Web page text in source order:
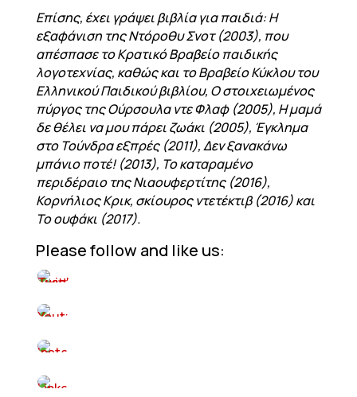
Επίσης, έχει γράψει βιβλία για παιδιά: Η
εξαφάνιση της Ντόροθυ Σνοτ (2003), που
απέσπασε το Κρατικό Βραβείο παιδικής
λογοτεχνίας, καθώς και το Βραβείο Κύκλου του
Ελληνικού Παιδικού βιβλίου, Ο στοιχειωμένος
πύργος της Ούρσουλα ντε Φλαφ (2005), Η μαμά
δε θέλει να μου πάρει ζωάκι (2005), Έγκλημα
στο Τούνδρα εξπρές (2011), Δεν ξανακάνω
μπάνιο ποτέ! (2013), Το καταραμένο
περιδέραιο της Νιαουφερτίτης (2016),
Κορνήλιος Κρικ, σκίουρος ντετέκτιβ (2016) και
Το ουφάκι (2017).
Please follow and like us: